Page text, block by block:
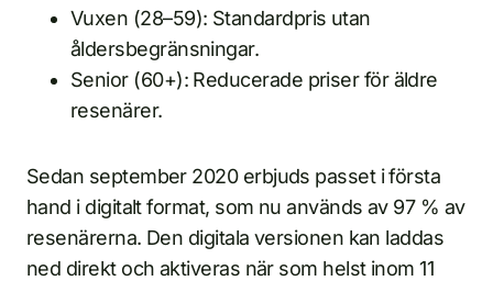
Vuxen (28–59): Standardpris utan
åldersbegränsningar.
Senior (60+): Reducerade priser för äldre
resenärer.
Sedan september 2020 erbjuds passet i första
hand i digitalt format, som nu används av 97 % av
resenärerna. Den digitala versionen kan laddas
ned direkt och aktiveras när som helst inom 11